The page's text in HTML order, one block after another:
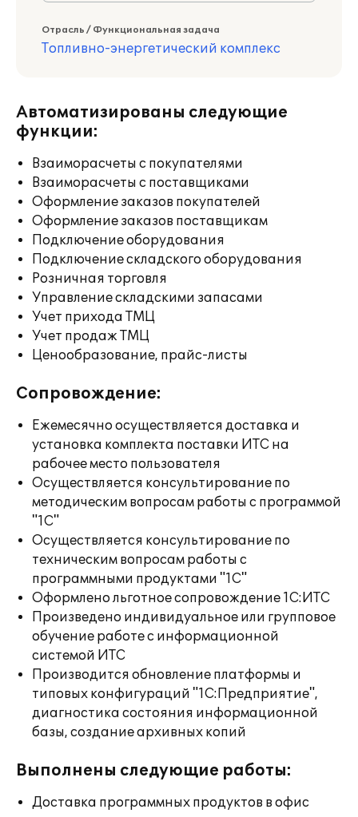
Отрасль / Функциональная задача
Топливно-энергетический комплекс
Автоматизированы следующие
функции:
Взаиморасчеты с покупателями
Взаиморасчеты с поставщиками
Оформление заказов покупателей
Оформление заказов поставщикам
Подключение оборудования
Подключение складского оборудования
Розничная торговля
Управление складскими запасами
Учет прихода ТМЦ
Учет продаж ТМЦ
Ценообразование, прайс-листы
Сопровождение:
Ежемесячно осуществляется доставка и
установка комплекта поставки ИТС на
рабочее место пользователя
Осуществляется консультирование по
методическим вопросам работы с программой
"1С"
Осуществляется консультирование по
техническим вопросам работы с
программными продуктами "1С"
Оформлено льготное сопровождение 1С:ИТС
Произведено индивидуальное или групповое
обучение работе с информационной
системой ИТС
Производится обновление платформы и
типовых конфигураций "1С:Предприятие",
диагностика состояния информационной
базы, создание архивных копий
Выполнены следующие работы:
Доставка программных продуктов в офис